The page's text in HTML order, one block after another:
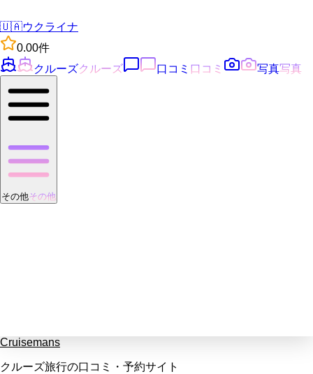
🇺🇦ウクライナ
0.00件
クルーズクルーズ 口コミ 口コミ 写真写真
その他その他
Cruisemans
クルーズ旅行の口コミ・予約サイト